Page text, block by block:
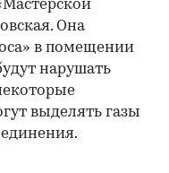
Она
в помещении
нарушать
выделять газы